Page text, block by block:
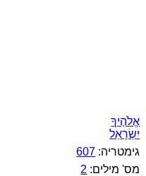
אֱלֹהֶיךָ
יִשְׂרָאֵל
גימטריה: 607
מס' מילים: 2